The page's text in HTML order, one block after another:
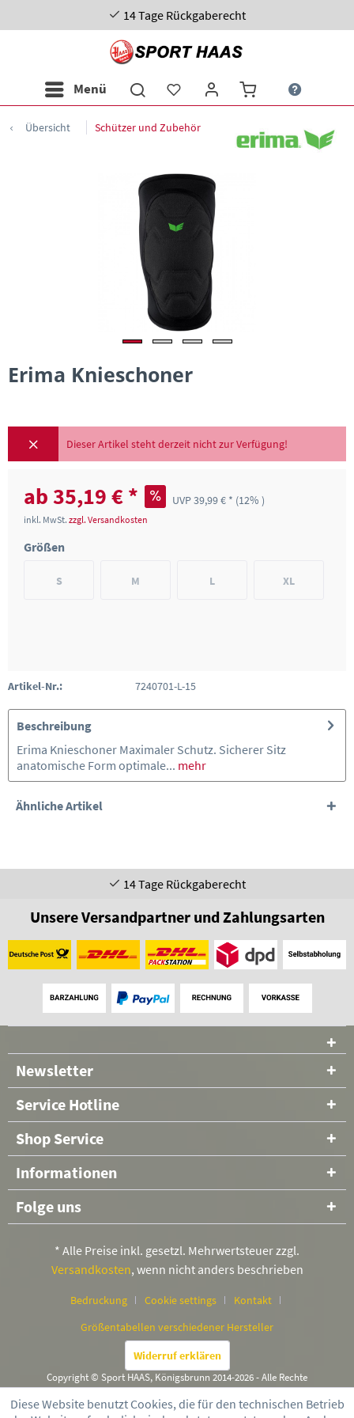
14 Tage Rückgaberecht
Menü
Übersicht Schützer und Zubehör
Erima Knieschoner
Dieser Artikel steht derzeit nicht zur Verfügung!
ab 35,19 € * UVP 39,99 € * (12% )
inkl. MwSt. zzgl. Versandkosten
Größen
S M L XL
Artikel-Nr.: 7240701-L-15
Beschreibung
Erima Knieschoner Maximaler Schutz. Sicherer Sitz
anatomische Form optimale... mehr
Ähnliche Artikel
14 Tage Rückgaberecht
Unsere Versandpartner und Zahlungsarten
Newsletter
Service Hotline
Shop Service
Informationen
Folge uns
* Alle Preise inkl. gesetzl. Mehrwertsteuer zzgl.
Versandkosten, wenn nicht anders beschrieben
Bedruckung Cookie settings
Kontakt
Größentabellen verschiedener Hersteller
Widerruf erklären
Copyright © Sport HAAS, Königsbrunn 2014-2026 - Alle Rechte
vorbehalten
Diese Website benutzt Cookies, die für den technischen Betrieb